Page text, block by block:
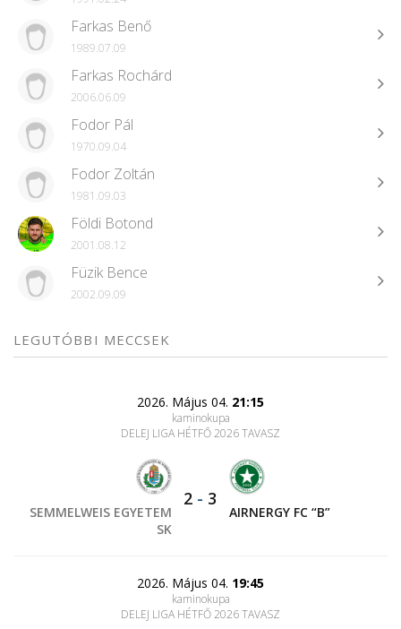
Farkas Benő
1989.07.09
Farkas Rochárd
2006.06.09
Fodor Pál
1970.09.04
Fodor Zoltán
1981.09.03
Földi Botond
2001.08.12
Füzik Bence
2002.09.09
LEGUTÓBBI MECCSEK
2026. Május 04. 21:15
kaminokupa
DELEJ LIGA HÉTFŐ 2026 TAVASZ
SEMMELWEIS EGYETEM
SK
2 - 3
AIRNERGY FC “B”
2026. Május 04. 19:45
kaminokupa
DELEJ LIGA HÉTFŐ 2026 TAVASZ